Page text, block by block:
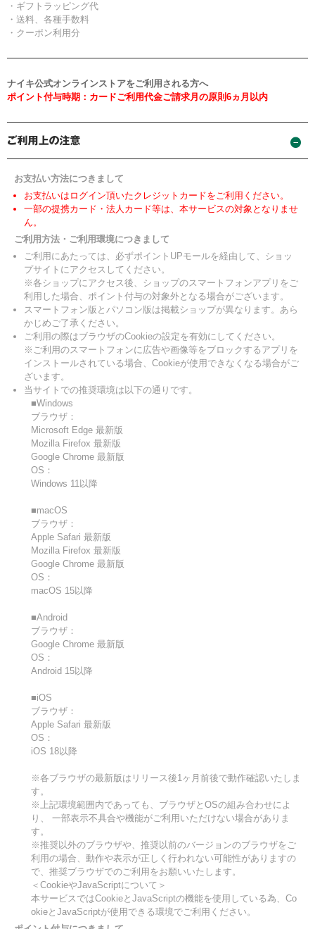
・ギフトラッピング代
・送料、各種手数料
・クーポン利用分
ナイキ公式オンラインストアをご利用される方へ
ポイント付与時期：カードご利用代金ご請求月の原則6ヵ月以内
お支払い方法につきまして
お支払いはログイン頂いたクレジットカードをご利用ください。
一部の提携カード・法人カード等は、本サービスの対象となりませ
ん。
ご利用方法・ご利用環境につきまして
ご利用にあたっては、必ずポイントUPモールを経由して、ショッ
プサイトにアクセスしてください。
※各ショップにアクセス後、ショップのスマートフォンアプリをご
利用した場合、ポイント付与の対象外となる場合がございます。
スマートフォン版とパソコン版は掲載ショップが異なります。あら
かじめご了承ください。
ご利用の際はブラウザのCookieの設定を有効にしてください。
※ご利用のスマートフォンに広告や画像等をブロックするアプリを
インストールされている場合、Cookieが使用できなくなる場合がご
ざいます。
当サイトでの推奨環境は以下の通りです。
■Windows
ブラウザ：
Microsoft Edge 最新版
Mozilla Firefox 最新版
Google Chrome 最新版
OS：
Windows 11以降
■macOS
ブラウザ：
Apple Safari 最新版
Mozilla Firefox 最新版
Google Chrome 最新版
OS：
macOS 15以降
■Android
ブラウザ：
Google Chrome 最新版
OS：
Android 15以降
■iOS
ブラウザ：
Apple Safari 最新版
OS：
iOS 18以降
※各ブラウザの最新版はリリース後1ヶ月前後で動作確認いたしま
す。
※上記環境範囲内であっても、ブラウザとOSの組み合わせによ
り、 一部表示不具合や機能がご利用いただけない場合がありま
す。
※推奨以外のブラウザや、推奨以前のバージョンのブラウザをご
利用の場合、動作や表示が正しく行われない可能性がありますの
で、推奨ブラウザでのご利用をお願いいたします。
＜CookieやJavaScriptについて＞
本サービスではCookieとJavaScriptの機能を使用している為、Co
okieとJavaScriptが使用できる環境でご利用ください。